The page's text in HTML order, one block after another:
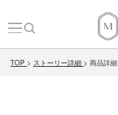
TOP ストーリー詳細 商品詳細